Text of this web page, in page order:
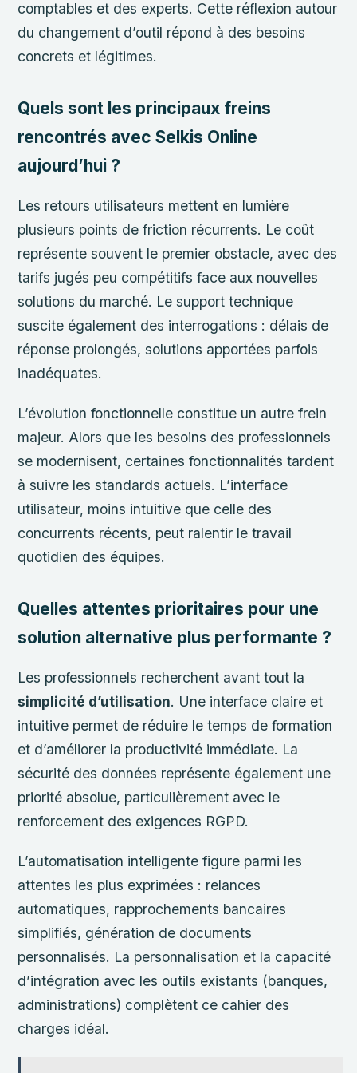
comptables et des experts. Cette réflexion autour
du changement d’outil répond à des besoins
concrets et légitimes.
Quels sont les principaux freins
rencontrés avec Selkis Online
aujourd’hui ?
Les retours utilisateurs mettent en lumière
plusieurs points de friction récurrents. Le coût
représente souvent le premier obstacle, avec des
tarifs jugés peu compétitifs face aux nouvelles
solutions du marché. Le support technique
suscite également des interrogations : délais de
réponse prolongés, solutions apportées parfois
inadéquates.
L’évolution fonctionnelle constitue un autre frein
majeur. Alors que les besoins des professionnels
se modernisent, certaines fonctionnalités tardent
à suivre les standards actuels. L’interface
utilisateur, moins intuitive que celle des
concurrents récents, peut ralentir le travail
quotidien des équipes.
Quelles attentes prioritaires pour une
solution alternative plus performante ?
Les professionnels recherchent avant tout la
simplicité d’utilisation. Une interface claire et
intuitive permet de réduire le temps de formation
et d’améliorer la productivité immédiate. La
sécurité des données représente également une
priorité absolue, particulièrement avec le
renforcement des exigences RGPD.
L’automatisation intelligente figure parmi les
attentes les plus exprimées : relances
automatiques, rapprochements bancaires
simplifiés, génération de documents
personnalisés. La personnalisation et la capacité
d’intégration avec les outils existants (banques,
administrations) complètent ce cahier des
charges idéal.